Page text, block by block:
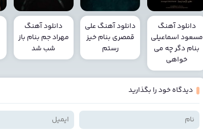
دانلود آهنگ
مسعود اسماعیلی
بنام دگر چه می
خواهی
دانلود آهنگ علی
قمصری بنام خیز
رستم
دانلود آهنگ
مهراد جم بنام باز
شب شد
دیدگاه خود را بگذارید